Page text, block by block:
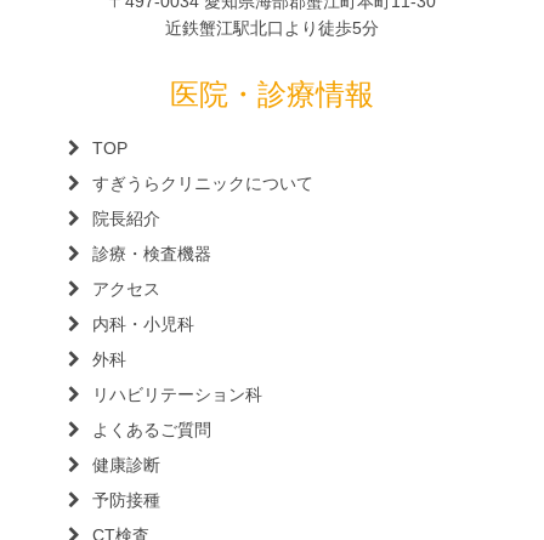
近鉄蟹江駅北口より徒歩5分
医院・診療情報
TOP
すぎうらクリニックについて
院長紹介
診療・検査機器
アクセス
内科・小児科
外科
リハビリテーション科
よくあるご質問
健康診断
予防接種
CT検査